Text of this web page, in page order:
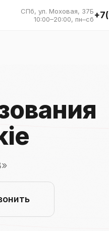
СПб, ул. Моховая, 37Б
10:00–20:00, пн–сб